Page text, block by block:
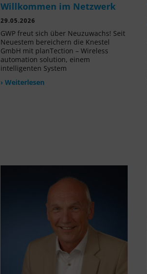
Willkommen im Netzwerk
29.05.2026
GWP freut sich über Neuzuwachs! Seit
Neuestem bereichern die Knestel
GmbH mit planTection – Wireless
automation solution, einem
intelligenten System
› Weiterlesen